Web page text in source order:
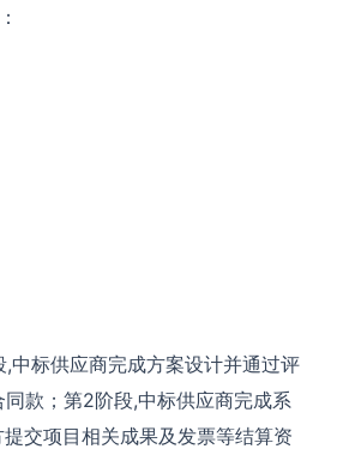
中标供应商完成方案设计并通过评
款；第2阶段,中标供应商完成系
交项目相关成果及发票等结算资